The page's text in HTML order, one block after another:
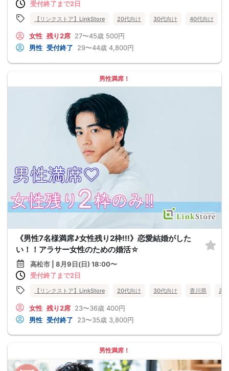
受付終了まで2日
【リンクストア】LinkStore 20代向け 30代向け 40代向け
女性 残り2席 27〜45歳 500円
男性 受付終了 29〜44歳 4,800円
男性満席！
《男性7名様満席♪女性残り2枠!!!》恋愛結婚がした
い！！アラサー女性のための婚活☆
高松市 | 8月9日(日) 18:00〜
受付終了まで2日
【リンクストア】LinkStore 20代向け 30代向け 香川県 高
女性 残り2席 23〜36歳 400円
男性 受付終了 23〜35歳 3,800円
男性満席！